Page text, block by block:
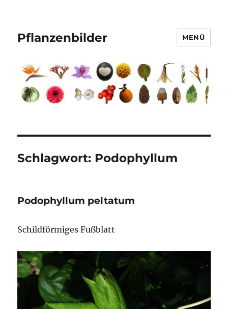
Pflanzenbilder MENÜ
Schlagwort: Podophyllum
Podophyllum peltatum
Schildförmiges Fußblatt